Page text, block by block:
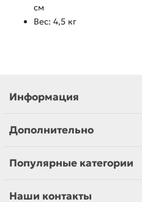
см
Вес: 4,5 кг
Информация
Дополнительно
Популярные категории
Наши контакты